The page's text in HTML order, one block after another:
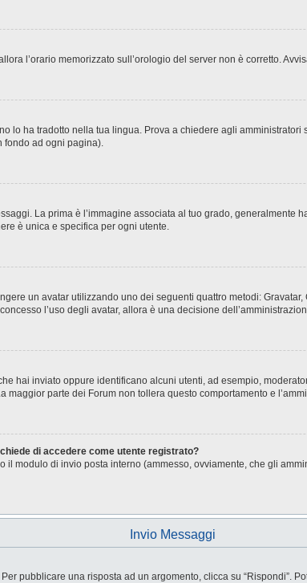
l’orario memorizzato sull’orologio del server non è corretto.
lo ha tradotto nella tua lingua. Prova a chiedere agli
fondo ad ogni pagina).
La prima è l’immagine associata al tuo grado, generalmente
è unica e specifica per ogni utente.
un avatar utilizzando uno dei seguenti quattro metodi:
l’uso degli avatar, allora è una decisione
hai inviato oppure identificano alcuni utenti, ad esempio,
parte dei Forum non tollera questo comportamento e
di accedere come utente registrato?
modulo di invio posta interno (ammesso, ovviamente, che gli
Invio Messaggi
pubblicare una risposta ad un argomento, clicca su “Rispondi”.